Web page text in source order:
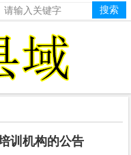
训机构的公告